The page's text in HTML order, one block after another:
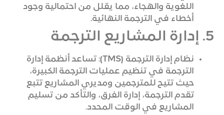
اللغوية والهجاء، مما يقلل من احتمالية وجود
أخطاء في الترجمة النهائية.
5. إدارة المشاريع الترجمة
نظام إدارة الترجمة (TMS): تساعد أنظمة إدارة
الترجمة في تنظيم عمليات الترجمة الكبيرة،
حيث تتيح للمترجمين ومديري المشاريع تتبع
تقدم الترجمة، إدارة الفرق، والتأكد من تسليم
المشاريع في الوقت المحدد.